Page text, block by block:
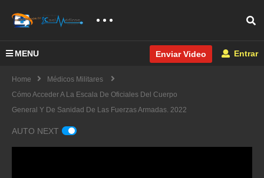
MENU Enviar Video Entrar
Home
Médicos Militares
Cómo Acceder A La Escala De Oficiales Del Cuerpo
General Y De Sanidad De Las Fuerzas Armadas. 2022
AUTO NEXT